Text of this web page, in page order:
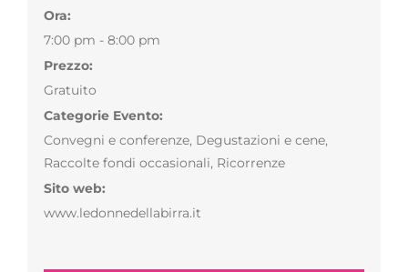
Ora:
7:00 pm - 8:00 pm
Prezzo:
Gratuito
Categorie Evento:
Convegni e conferenze, Degustazioni e cene,
Raccolte fondi occasionali, Ricorrenze
Sito web:
www.ledonnedellabirra.it